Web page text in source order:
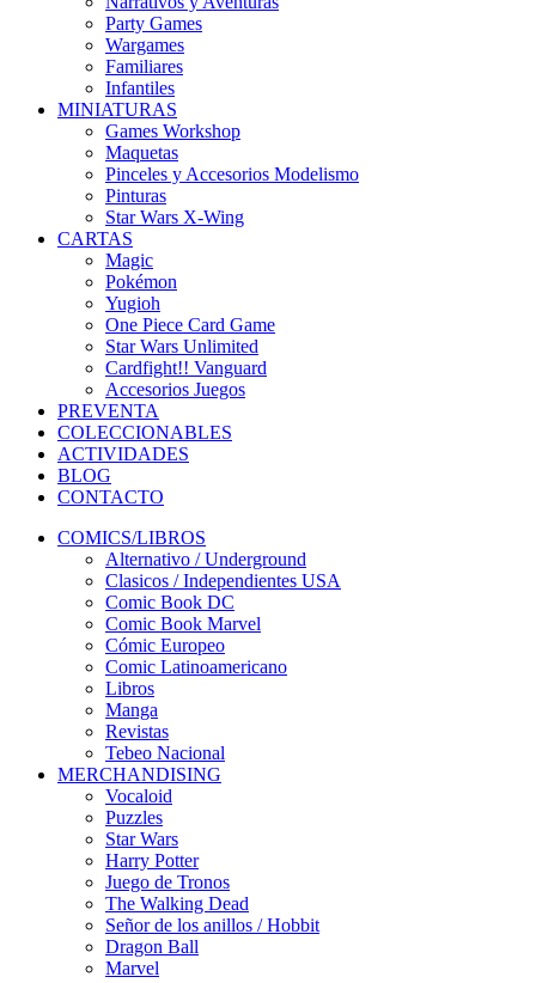
Party Games
Wargames
Familiares
Infantiles
MINIATURAS
Games Workshop
Maquetas
Pinceles y Accesorios Modelismo
Pinturas
Star Wars X-Wing
CARTAS
Magic
Pokémon
Yugioh
One Piece Card Game
Star Wars Unlimited
Cardfight!! Vanguard
Accesorios Juegos
PREVENTA
COLECCIONABLES
ACTIVIDADES
BLOG
CONTACTO
COMICS/LIBROS
Alternativo / Underground
Clasicos / Independientes USA
Comic Book DC
Comic Book Marvel
Cómic Europeo
Comic Latinoamericano
Libros
Manga
Revistas
Tebeo Nacional
MERCHANDISING
Vocaloid
Puzzles
Star Wars
Harry Potter
Juego de Tronos
The Walking Dead
Señor de los anillos / Hobbit
Dragon Ball
Marvel